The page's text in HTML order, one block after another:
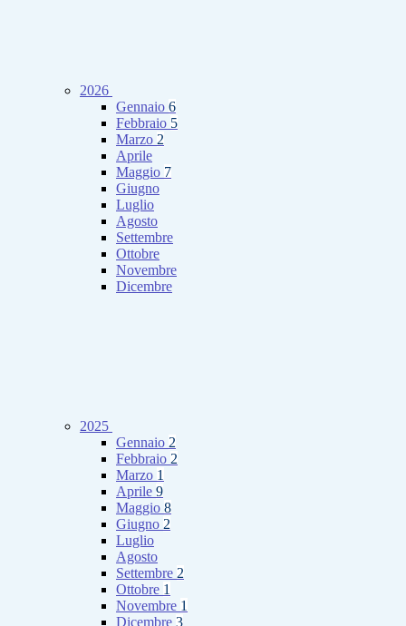
2026
Gennaio 6
Febbraio 5
Marzo 2
Aprile
Maggio 7
Giugno
Luglio
Agosto
Settembre
Ottobre
Novembre
Dicembre
2025
Gennaio 2
Febbraio 2
Marzo 1
Aprile 9
Maggio 8
Giugno 2
Luglio
Agosto
Settembre 2
Ottobre 1
Novembre 1
Dicembre 3